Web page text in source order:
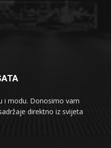
i modu. Donosimo vam
direktno iz svijeta